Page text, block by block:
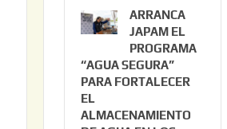
2
0
2
6
l
i
o
2
ARRANCA
JAPAM EL
PROGRAMA
“AGUA SEGURA”
PARA FORTALECER
EL
ALMACENAMIENTO